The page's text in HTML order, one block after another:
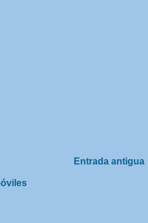
Entrada antigua